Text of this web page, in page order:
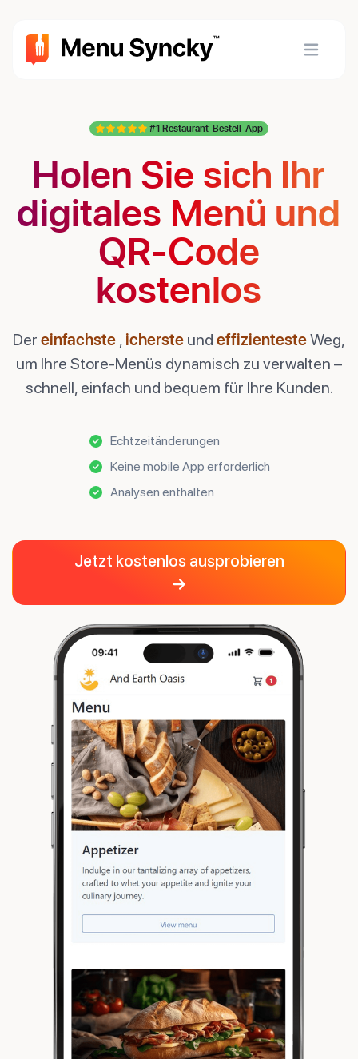
#1 Restaurant-Bestell-App
Holen Sie sich Ihr
digitales Menü und
QR-Code
kostenlos
Der einfachste , icherste und effizientesteWeg,
um Ihre Store-Menüs dynamisch zu verwalten –
schnell, einfach und bequem für Ihre Kunden.
Echtzeitänderungen
Keine mobile App erforderlich
Analysen enthalten
Jetzt kostenlos ausprobieren